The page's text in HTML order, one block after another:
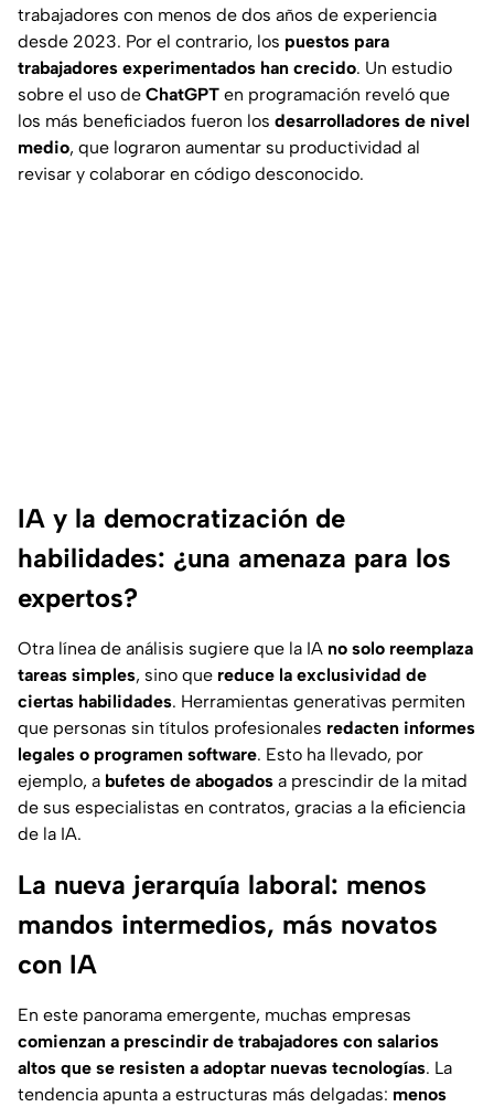
trabajadores con menos de dos años de experiencia
desde 2023. Por el contrario, los puestos para
trabajadores experimentados han crecido. Un estudio
sobre el uso de ChatGPT en programación reveló que
los más beneficiados fueron los desarrolladores de nivel
medio, que lograron aumentar su productividad al
revisar y colaborar en código desconocido.
IA y la democratización de
habilidades: ¿una amenaza para los
expertos?
Otra línea de análisis sugiere que la IA no solo reemplaza
tareas simples, sino que reduce la exclusividad de
ciertas habilidades. Herramientas generativas permiten
que personas sin títulos profesionales redacten informes
legales o programen software. Esto ha llevado, por
ejemplo, a bufetes de abogados a prescindir de la mitad
de sus especialistas en contratos, gracias a la eficiencia
de la IA.
La nueva jerarquía laboral: menos
mandos intermedios, más novatos
con IA
En este panorama emergente, muchas empresas
comienzan a prescindir de trabajadores con salarios
altos que se resisten a adoptar nuevas tecnologías. La
tendencia apunta a estructuras más delgadas: menos